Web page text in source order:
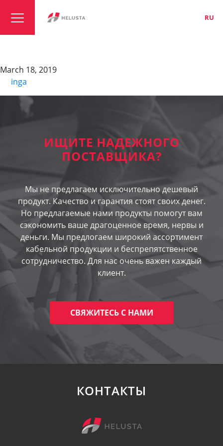
RU
March 18, 2019
inga
ИЩИТЕ НАДЕЖНОГО
ПОСТАВЩИКА?
Мы не предлагаем исключительно дешевый
продукт. Качество и гарантия стоят своих денег.
Но предлагаемые нами продукты помогут вам
сэкономить ваше драгоценное время, нервы и
деньги. Мы предлогаем широкий ассортимент
кабельной продукции и беспрепятственное
сотрудничество. Для нас очень важен каждый
клиент.
СВЯЖИТЕСЬ С НАМИ
КОНТАКТЫ